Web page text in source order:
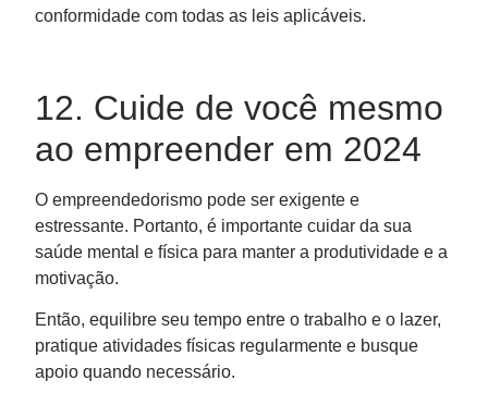
conformidade com todas as leis aplicáveis.
12. Cuide de você mesmo
ao empreender em 2024
O empreendedorismo pode ser exigente e
estressante. Portanto, é importante cuidar da sua
saúde mental e física para manter a produtividade e a
motivação.
Então, equilibre seu tempo entre o trabalho e o lazer,
pratique atividades físicas regularmente e busque
apoio quando necessário.